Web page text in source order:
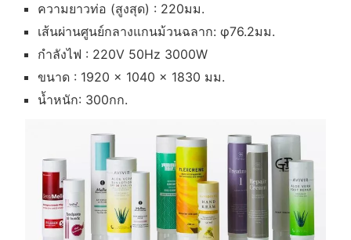
ความยาวท่อ (สูงสุด) : 220มม.
เส้นผ่านศูนย์กลางแกนม้วนฉลาก: φ76.2มม.
กำลังไฟ : 220V 50Hz 3000W
ขนาด : 1920 × 1040 × 1830 มม.
น้ำหนัก: 300กก.